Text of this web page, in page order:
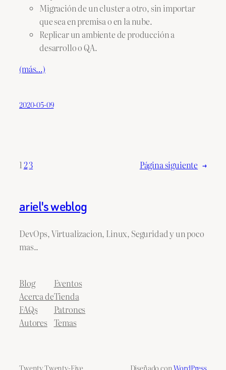
Migración de un cluster a otro, sin importar
que sea en premisa o en la nube.
Replicar un ambiente de producción a
desarrollo o QA.
(más…)
2020-05-09
1 23 Página siguiente →
ariel's weblog
DevOps, Virtualizacion, Linux, Seguridad y un poco
mas..
Blog
Acerca de
FAQs
Autores
Eventos
Tienda
Patrones
Temas
Twenty Twenty-Five Diseñado conWordPress